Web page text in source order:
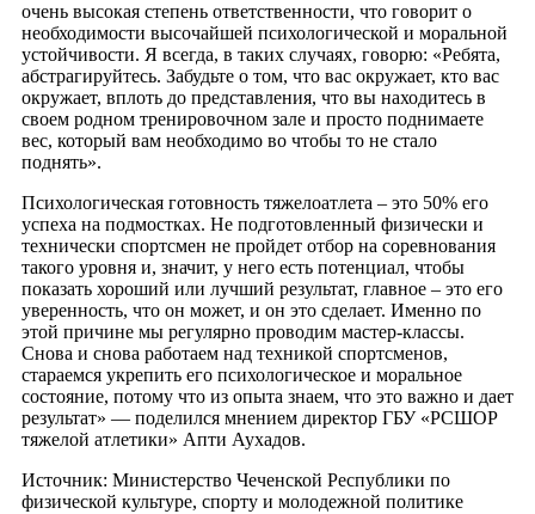
очень высокая степень ответственности, что говорит о
необходимости высочайшей психологической и моральной
устойчивости. Я всегда, в таких случаях, говорю: «Ребята,
абстрагируйтесь. Забудьте о том, что вас окружает, кто вас
окружает, вплоть до представления, что вы находитесь в
своем родном тренировочном зале и просто поднимаете
вес, который вам необходимо во чтобы то не стало
поднять».
Психологическая готовность тяжелоатлета – это 50% его
успеха на подмостках. Не подготовленный физически и
технически спортсмен не пройдет отбор на соревнования
такого уровня и, значит, у него есть потенциал, чтобы
показать хороший или лучший результат, главное – это его
уверенность, что он может, и он это сделает. Именно по
этой причине мы регулярно проводим мастер-классы.
Снова и снова работаем над техникой спортсменов,
стараемся укрепить его психологическое и моральное
состояние, потому что из опыта знаем, что это важно и дает
результат» — поделился мнением директор ГБУ «РСШОР
тяжелой атлетики» Апти Аухадов.
Источник: Министерство Чеченской Республики по
физической культуре, спорту и молодежной политике